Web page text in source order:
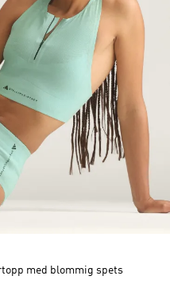
med blommig spets